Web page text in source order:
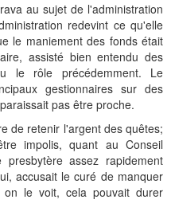
au sujet de l'administration
redevint ce qu'elle
le maniement des fonds était
assisté bien entendu des
le rôle précédemment. Le
gestionnaires sur des
pas être proche.
de retenir l'argent des quêtes;
impolis, quant au Conseil
assez rapidement
accusait le curé de manquer
le voit, cela pouvait durer